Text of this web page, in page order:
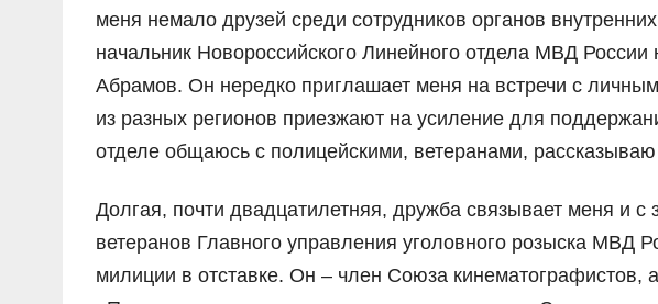
меня немало друзей среди сотрудников органов
начальник Новороссийского Линейного отдела МВД
Абрамов. Он нередко приглашает меня на встречи с
из разных регионов приезжают на усиление для
отделе общаюсь с полицейскими, ветеранами,
Долгая, почти двадцатилетняя, дружба связывает меня и с
ветеранов Главного управления уголовного розыска МВД
милиции в отставке. Он – член Союза кинематографистов,